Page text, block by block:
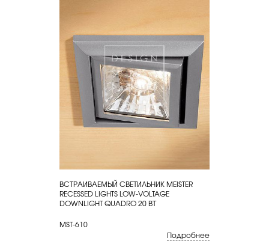
КУПИТЬ
ВСТРАИВАЕМЫЙ СВЕТИЛЬНИК MEISTER
RECESSED LIGHTS LOW-VOLTAGE
DOWNLIGHT QUADRO 20 ВТ
MST-610
Подробнее